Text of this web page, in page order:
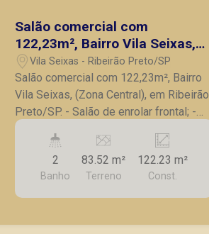
Salão comercial com
122,23m², Bairro Vila Seixas,
(Zona Central), em Ribeirão
Preto/SP.
Vila Seixas - Ribeirão Preto/SP
Salão comercial com 122,23m², Bairro
Vila Seixas, (Zona Central), em Ribeirão
Preto/SP. - Salão de enrolar frontal; -
Cozinha; - 2 banheiros; - 3 salas parte
superior sendo 1 com armário; -
Lavanderia; - Excelente localização em
rua de grande fluxo. A Piramid tem
como objetivo atender seus clientes
2
Banho
83.52 m²
Terreno
122.23 m²
Const.